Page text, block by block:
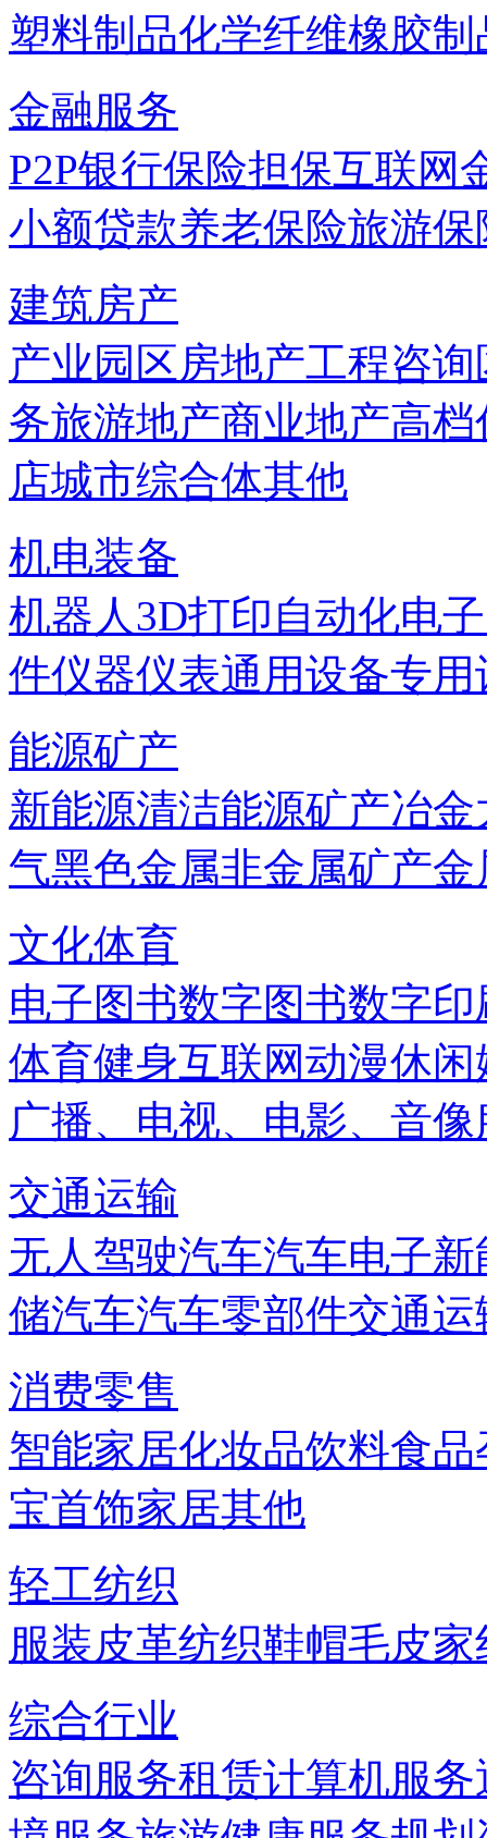
塑料制品化学纤维橡胶制
金融服务
P2P银行保险担保互联网
小额贷款养老保险旅游保
建筑房产
产业园区房地产工程咨询
务旅游地产商业地产高档
店城市综合体其他
机电装备
机器人3D打印自动化电
件仪器仪表通用设备专用
能源矿产
新能源清洁能源矿产冶金
气黑色金属非金属矿产金
文化体育
电子图书数字图书数字印
体育健身互联网动漫休闲
广播、电视、电影、音像
交通运输
无人驾驶汽车汽车电子新
储汽车汽车零部件交通
消费零售
智能家居化妆品饮料食品
宝首饰家居其他
轻工纺织
服装皮革纺织鞋帽毛皮家
综合行业
咨询服务租赁计算机服务